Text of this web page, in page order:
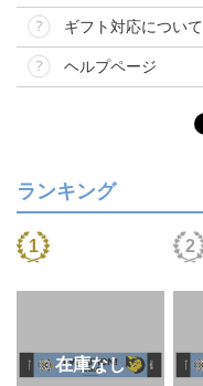
ギフト対応について
ヘルプページ
ランキング